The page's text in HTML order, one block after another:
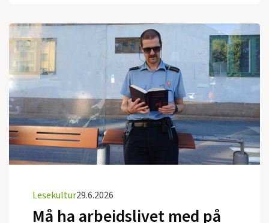
Lesekultur29.6.2026
Må ha arbeidslivet med på